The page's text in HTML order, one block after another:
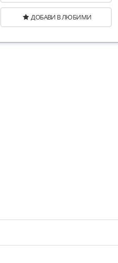
ДОБАВИ В ЛЮБИМИ